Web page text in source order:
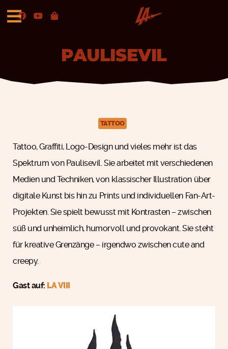
PAULISEVIL
TATTOO
Tattoo, Graffiti, Logo-Design und vieles mehr ist das
Spektrum von Paulisevil. Sie arbeitet mit verschiedenen
Medien und Techniken, von klassischer Illustration über
digitale Kunst bis hin zu Prints und individuellen Fan-Art-
Projekten. Sie spielt bewusst mit Kontrasten – zwischen
süß und unheimlich, humorvoll und provokant. Sie steht
für kreative Grenzänge – irgendwo zwischen cute and
creepy.
Gast auf: LA VIII